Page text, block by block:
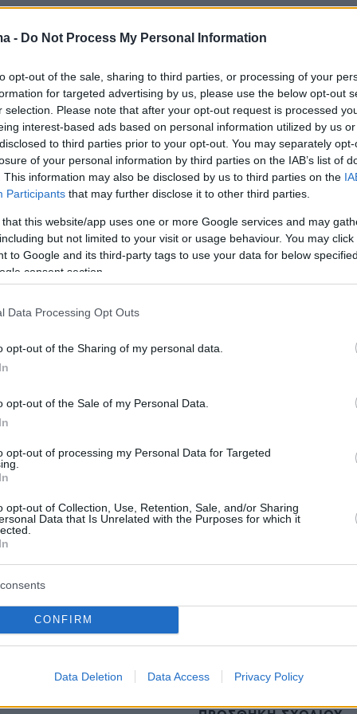
- Do Not Process My Personal Information
opt-out of the sale, sharing to third parties, or processing of your
for targeted advertising by us, please use the below opt-out
selection. Please note that after your opt-out request is processed
interest-based ads based on personal information utilized by us
to third parties prior to your opt-out. You may separately
of your personal information by third parties on the IAB’s list of
This information may also be disclosed by us to third parties on the
Participants that may further disclose it to other third parties.
that this website/app uses one or more Google services and may
but not limited to your visit or usage behaviour. You may
to Google and its third-party tags to use your data for below
consent section.
Data Processing Opt Outs
opt-out of the Sharing of my personal data.
opt-out of the Sale of my Personal Data.
opt-out of processing my Personal Data for Targeted
opt-out of Collection, Use, Retention, Sale, and/or Sharing
Data that Is Unrelated with the Purposes for which it
CONFIRM
Data Deletion Data Access Privacy Policy
🇺🇦Ukrainian counterparts of the Shahed are
Republic of 🇷🇺Tatarstan.
Yp7vKnPwoB
(@front_ukrainian)August 12,
(12/8)
με την κοκαϊνη αξίας 30 εκατ. ευρώ στα
μπανάνας - Το διεθνές κύκλωμα και ο
καταγωγής
το λιμάνι του Πειραιά μέχρι τη λεωφόρο
Protothema.gr